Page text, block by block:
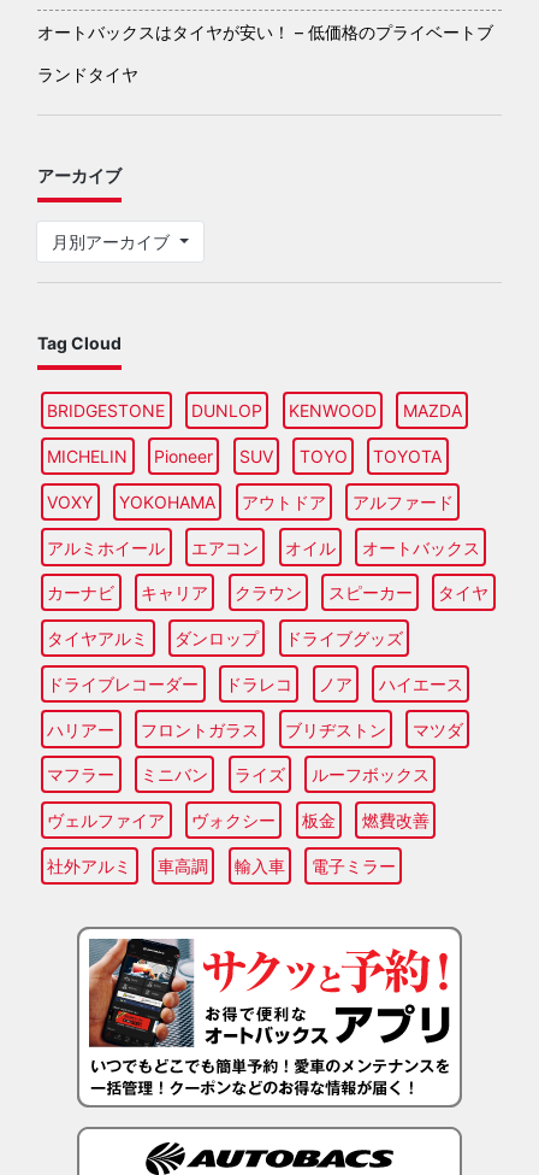
オートバックスはタイヤが安い！ – 低価格のプライベートブ
ランドタイヤ
アーカイブ
月別アーカイブ
Tag Cloud
BRIDGESTONE DUNLOP KENWOOD MAZDA
MICHELIN Pioneer SUV TOYO TOYOTA
VOXY YOKOHAMA アウトドア アルファード
アルミホイール エアコン オイル オートバックス
カーナビ キャリア クラウン スピーカー タイヤ
タイヤアルミ ダンロップ ドライブグッズ
ドライブレコーダー ドラレコ ノア ハイエース
ハリアー フロントガラス ブリヂストン マツダ
マフラー ミニバン ライズ ルーフボックス
ヴェルファイア ヴォクシー 板金 燃費改善
社外アルミ 車高調 輸入車 電子ミラー